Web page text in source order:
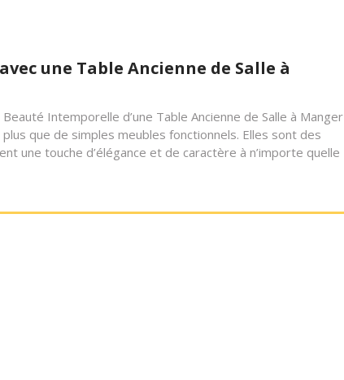
une Table Ancienne de Salle à
Intemporelle d’une Table Ancienne de Salle à Manger
que de simples meubles fonctionnels. Elles sont des
une touche d’élégance et de caractère à n’importe quelle